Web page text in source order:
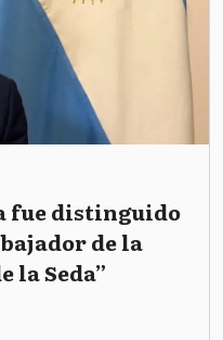
fue distinguido
de la
la Seda”